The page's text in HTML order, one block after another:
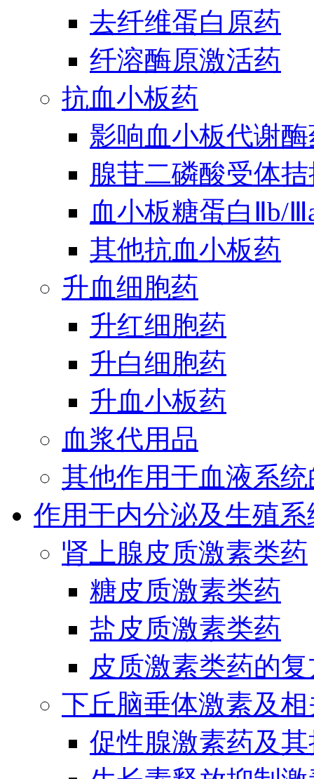
去纤维蛋白原药
纤溶酶原激活药
抗血小板药
影响血小板代谢
腺苷二磷酸受体
血小板糖蛋白Ⅱb/
其他抗血小板药
升血细胞药
升红细胞药
升白细胞药
升血小板药
血浆代用品
其他作用于血液系
作用于内分泌及生殖
肾上腺皮质激素类药
糖皮质激素类药
盐皮质激素类药
皮质激素类药的
下丘脑垂体激素及
促性腺激素药及